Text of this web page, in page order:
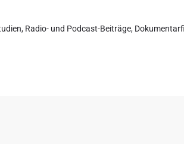
Radio- und Podcast-Beiträge,